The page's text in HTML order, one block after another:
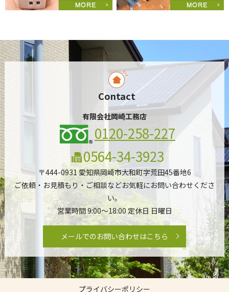
Contact
有限会社岡崎工務店
0120-258-227
0564-34-3923
〒444-0931 愛知県岡崎市大和町字荒田45番地6
ご依頼・お見積もり・ご相談などお気軽にお問い合わせくださ
い。
営業時間 9:00～18:00 定休日 日曜日
メールでのお問い合わせはこちら
プライバシーポリシー